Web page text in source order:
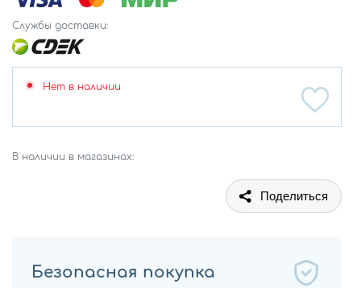
Службы доставки:
Нет в наличии
В наличии в магазинах:
Поделиться
Безопасная покупка